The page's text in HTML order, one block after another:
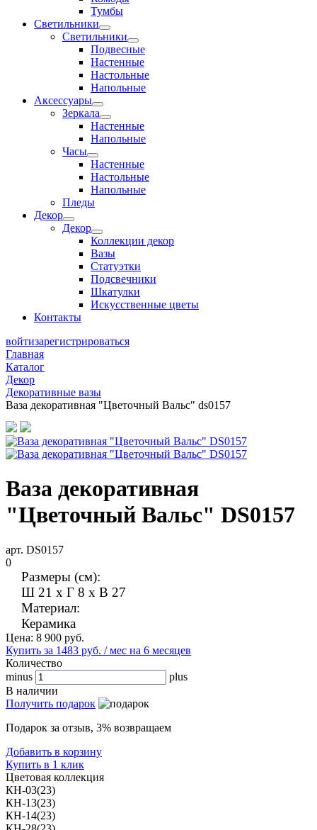
Тумбы
Светильники
Светильники
Подвесные
Настенные
Настольные
Напольные
Аксессуары
Зеркала
Настенные
Напольные
Часы
Настенные
Настольные
Напольные
Пледы
Декор
Декор
Коллекции декор
Вазы
Статуэтки
Подсвечники
Шкатулки
Искусственные цветы
Контакты
войтизарегистрироваться
Главная
Каталог
Декор
Декоративные вазы
Ваза декоративная "Цветочный Вальс" ds0157
Ваза декоративная
"Цветочный Вальс" DS0157
арт. DS0157
0
Размеры (см):
Ш 21 x Г 8 x В 27
Материал:
Керамика
Цена: 8 900 руб.
Купить за 1483 руб. / мес на 6 месяцев
Количество
minus
plus
В наличии
Получить подарок
Подарок за отзыв, 3% возвращаем
Добавить в корзину
Купить в 1 клик
Цветовая коллекция
КН-03(23)
КН-13(23)
КН-14(23)